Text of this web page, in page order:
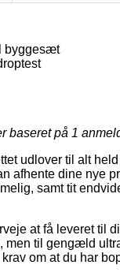
byggesæt
baseret på 1
udlover til alt
afhente dine nye
samt tit
at få leveret til
men til gengæld
om at du har